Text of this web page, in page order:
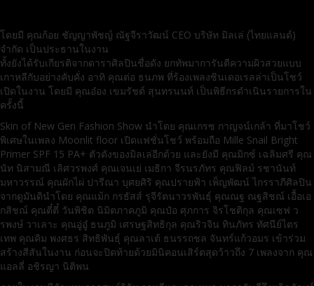
โดยมี คุณก้อย ชัญญาพัชญ์ ณัฐจีราวัฒน์ CEO บริษัท มิลเล่ (ไทยแลนด์)
จำกัด เป็นประธานในงาน
ทั้งยังได้รับเกียรติจากดาราศิลปินชื่อดัง ยกทัพมาการันตีความผิวสวยแบบ
เกาหลีกับอย่างคับคั่ง อาทิ คุณต่อ ธนภพ ที่ร้องเพลงซินเดอเรลล่าเป็นโชว์
เปิดในงาน โดยมี คุณอ๋อง เขมรัชต์ สุนทรนนท์ เป็นพิธีกรดำเนินรายการใน
ครั้งนี้
Skin of New Gen Fashion Show นำโดย คุณเกรซ กาญจน์เกล้า ที่มาโชว์
พิเศษในเพลง Moonlit floor เปิดแฟชั่นโชว์ พร้อมถือ Mille Snail Bright
Primer SPF 15 PA+ ตัวดังของมิลเล่อีกด้วย และยังมี คุณมิกซ์ เฉลิมศรี คุณ
นัท นิสามณี เลิศวรพงศ์ คุณเจนเย่ เมธิกา จีรนรภัทร คุณฟิลม์ รชานันท์
มหาวรรณ์ คุณผักไผ่ ปารีณา บุศยศิริ คุณปรายฟ้า เพ็ญพัฒน์ ไกรราภีศิลปิน
จากดูมันดินำโดย คุณแม้ก กรธัสส์ รุจีรัตนาวรพันธุ์ คุณณฐ ณฐสิชณ์ เอื้อเอ
กสิชณ์ คุณตี๋ตี๋ วันพิชิต นิมิตภาคภูมิ คุณป๋อ ศุภการ จิรโชติกุล คุณเซฟ ว
รพงษ์ วาเลาะ คุณอู่อู๋ ธนภูมิ เศรษฐสิทธิกุล คุณริวจิน ทินภัทร ทัศนีย์ไตร
เทพ คุณคิม พงศธร สิทธิพันธุ์ คุณลาเต้ ธนรรถชล จันทร์แก้วอมร เข้าร่วม
สร้างสีสันในงาน ก่อนจะปิดท้ายด้วยมินิคอนเสิร์ตสุดว้าวถึง 7 เพลงจาก คุณ
แอลลี่ อชิรญา นิติพน